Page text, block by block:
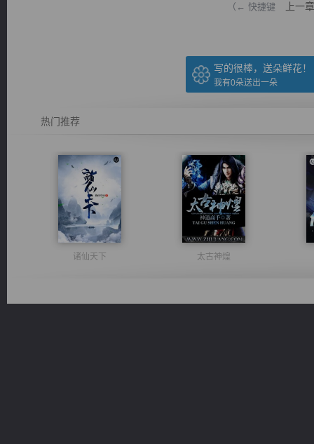
（← 快捷键 上一章
写的很棒，送朵鲜花！
我有0朵送出一朵
热门推荐
诸仙天下 太古神煌